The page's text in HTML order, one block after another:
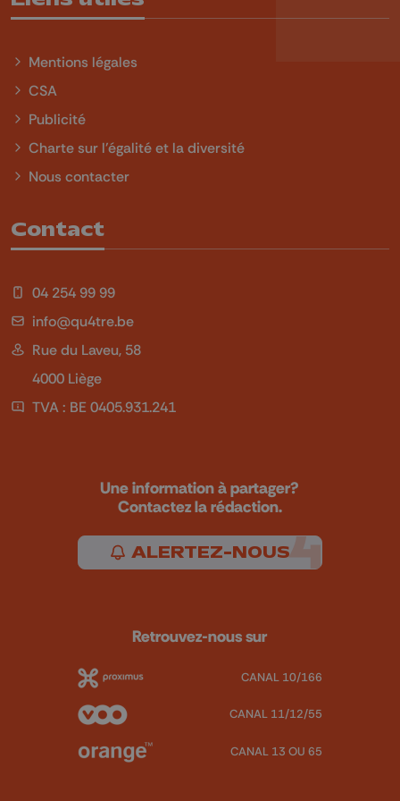
Mentions légales
CSA
Publicité
Charte sur l'égalité et la diversité
Nous contacter
Contact
04 254 99 99
info@qu4tre.be
Rue du Laveu, 58
4000 Liège
TVA : BE 0405.931.241
Une information à partager?
Contactez la rédaction.
ALERTEZ-NOUS
Retrouvez-nous sur
CANAL 10/166
CANAL 11/12/55
CANAL 13 OU 65